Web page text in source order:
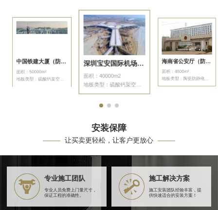
中国铁建大厦（防静电地板）
面积：50000m²
地板类型：硫酸钙架空地板
深圳宝安国际机场（防静电地板）
面积：40000m2
地板类型：硫酸钙架空地板
海南省公安厅（防静电地板）
面积：4600m²
地板类型：陶瓷防静电地板
安装保障
让买卖更轻松，让客户更放心
专业施工团队
专业人员免费上门量尺寸，
保证工程的准确性。
施工解决方案
施工安装团队经验丰富，提
供快速适合的安装方案！